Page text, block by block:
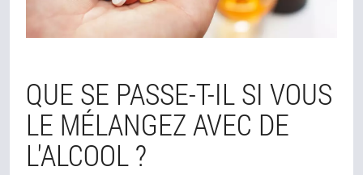
QUE SE PASSE-T-IL SI VOUS
LE MÉLANGEZ AVEC DE
L'ALCOOL ?